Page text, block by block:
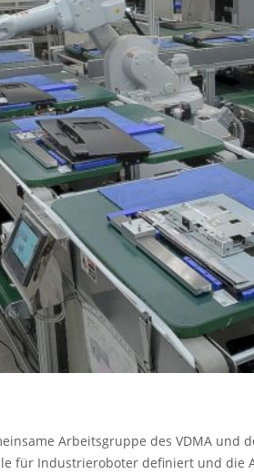
Arbeitsgruppe des VDMA und
für Industrieroboter definiert und die